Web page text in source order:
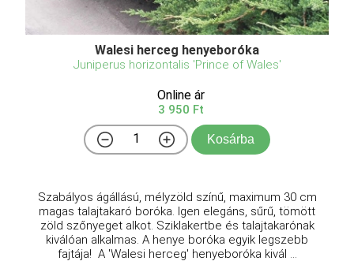
Walesi herceg henyeboróka
Juniperus horizontalis 'Prince of Wales'
Online ár
3 950 Ft
Kosárba
Szabályos ágállású, mélyzöld színű, maximum 30 cm
magas talajtakaró boróka. Igen elegáns, sűrű, tömött
zöld szőnyeget alkot. Sziklakertbe és talajtakarónak
kiválóan alkalmas. A henye boróka egyik legszebb
fajtája! A 'Walesi herceg' henyeboróka kivál ...